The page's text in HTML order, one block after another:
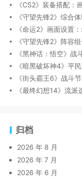
《CS2》装备搭配：
《守望先锋2》综合
《命运2》画面设置
《守望先锋2》阵容
《黑神话：悟空》战
《暗黑破坏神4》平
《街头霸王6》战斗
《最终幻想14》流
归档
2026 年 8 月
2026 年 7 月
2026 年 6 月